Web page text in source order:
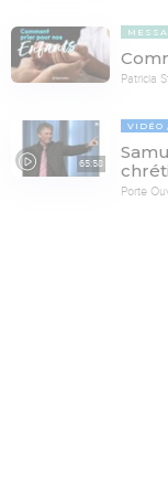
Patricia
65:58
VIDÉO
Porte